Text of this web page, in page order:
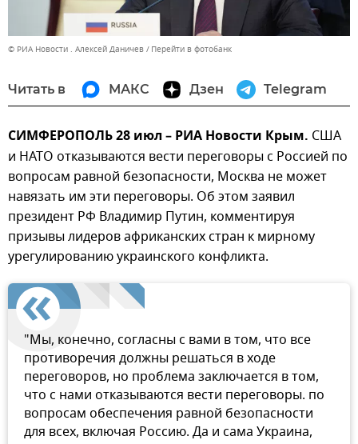
© РИА Новости . Алексей Даничев Перейти в фотобанк
Читать в МАКС Дзен Telegram
СИМФЕРОПОЛЬ 28 июл – РИА Новости Крым. США
и НАТО отказываются вести переговоры с Россией по
вопросам равной безопасности, Москва не может
навязать им эти переговоры. Об этом заявил
президент РФ Владимир Путин, комментируя
призывы лидеров африканских стран к мирному
урегулированию украинского конфликта.
"Мы, конечно, согласны с вами в том, что все
противоречия должны решаться в ходе
переговоров, но проблема заключается в том,
что с нами отказываются вести переговоры. по
вопросам обеспечения равной безопасности
для всех, включая Россию. Да и сама Украина,